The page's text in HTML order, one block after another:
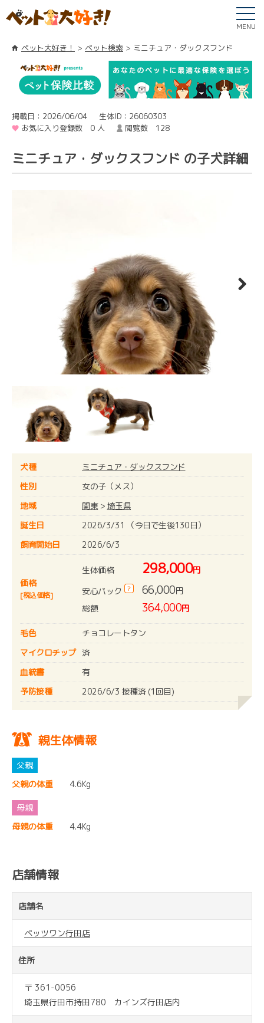
MENU
ペット大好き！ ペット検索 ミニチュア・ダックスフンド
掲載日：2026/06/04
生体ID：26060303
お気に入り登録数 0 人
閲覧数 128
ミニチュア・ダックスフンド の子犬詳細
犬種
ミニチュア・ダックスフンド
性別
女の子（メス）
地域
関東> 埼玉県
誕生日
2026/3/31 （今日で生後130日）
飼育開始日
2026/6/3
価格
[税込価格]
生体価格 298,000円
安心パック
? 66,000円
総額
364,000円
毛色
チョコレートタン
マイクロチップ 済
血統書
有
予防接種
2026/6/3 接種済 (1回目)
親生体情報
父親の体重 4.6Kg
母親の体重 4.4Kg
店舗情報
店舗名
ペッツワン行田店
住所
〒 361-0056
埼玉県行田市持田780 カインズ行田店内